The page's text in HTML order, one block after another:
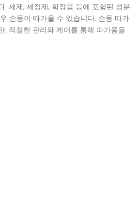
. 세제, 세정제, 화장품 등에 포함된 성분
손등이 따가울 수 있습니다. 손등 따가
, 적절한 관리와 케어를 통해 따가움을